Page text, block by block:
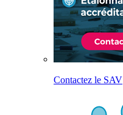
Contactez le SAV